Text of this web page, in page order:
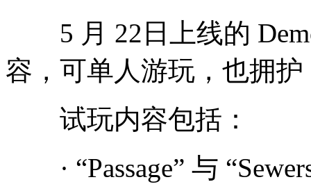
5 月 22日上线的
容，可单人游玩，也拥护
试玩内容包括：
· “Passage” 与